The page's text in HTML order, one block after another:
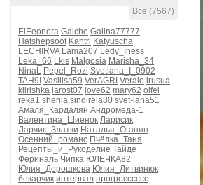
Все (7567)
ElEeonora Galche Galina77777
Hatshepsoot Kantri Katyuscha
LECHIRVA Lama207 Ledy_Iness
Leka_66 Lkis Malgosia Marisha_34
NinaL Pepel_Rozi Svetlana_I_0902
TAH9I Vasilisa59 VerAGRI Veralo irusua
kiirishka larost07 love62 mary62 olfel
reka1 sherila sindirela80 svet-lana51
Амаля_Кардалян Андромеда-1
Валентина_Шиенок Ларисик
Ларчик_Златки Наталья_Оганян
Осенний_романс Пчёлка_Таня
Рецепты_и_Рукоделие Тайде
Фериналь Чипка ЮЛЕЧКА82
Юлия_Дорошкова Юлия_Литвинюк
бекарчик интервал прогресссссс